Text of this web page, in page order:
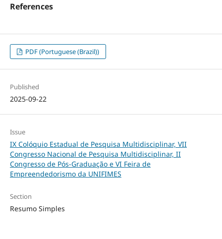
References
PDF (Portuguese (Brazil))
Published
2025-09-22
Issue
IX Colóquio Estadual de Pesquisa Multidisciplinar, VII
Congresso Nacional de Pesquisa Multidisciplinar, II
Congresso de Pós-Graduação e VI Feira de
Empreendedorismo da UNIFIMES
Section
Resumo Simples